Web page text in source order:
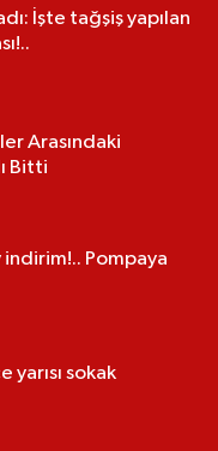
İşte tağşiş yapılan
Arasındaki
Bitti
Pompaya
sokak